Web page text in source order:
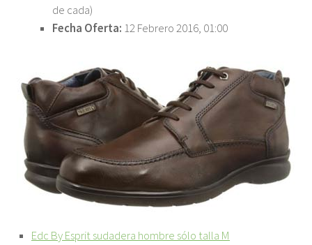
de cada)
Fecha Oferta: 12 Febrero 2016, 01:00
Edc By Esprit sudadera hombre sólo talla M